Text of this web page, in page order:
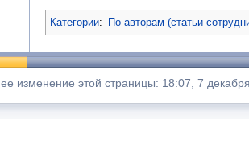
Категории: По авторам (статьи
изменение этой страницы: 18:07, 7